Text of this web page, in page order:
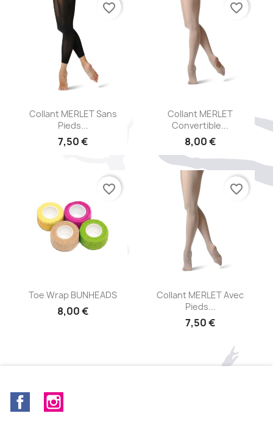
Aperçu rapide
Collant MERLET Sans
Pieds...
7,50 €
favorite_border
Aperçu rapide
Collant MERLET
Convertible...
8,00 €
favorite_border
Aperçu rapide
Toe Wrap BUNHEADS
8,00 €
favorite_border
Aperçu rapide
Collant MERLET Avec
Pieds...
7,50 €
favorite_border
Facebook